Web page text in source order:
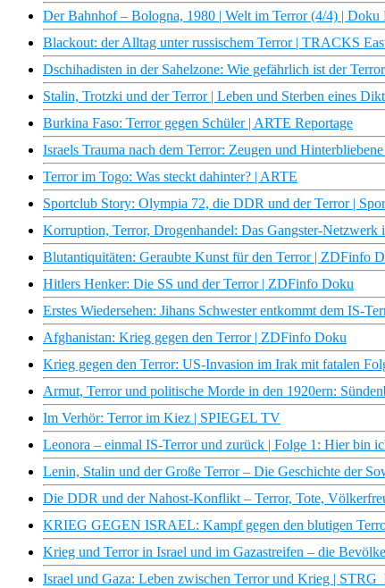
Der Bahnhof – Bologna, 1980 | Welt im Terror (4/4) |
Blackout: der Alltag unter russischem Terror | TRACKS
Dschihadisten in der Sahelzone: Wie gefährlich ist der
Stalin, Trotzki und der Terror | Leben und Sterben eines
Burkina Faso: Terror gegen Schüler | ARTE Reportage
Israels Trauma nach dem Terror: Zeugen und
Terror im Togo: Was steckt dahinter? | ARTE
Sportclub Story: Olympia 72, die DDR und der Terror |
Korruption, Terror, Drogenhandel: Das Gangster-
Blutantiquitäten: Geraubte Kunst für den Terror | ZDFinfo
Hitlers Henker: Die SS und der Terror | ZDFinfo Doku
Erstes Wiedersehen: Jihans Schwester entkommt dem IS-
Afghanistan: Krieg gegen den Terror | ZDFinfo Doku
Krieg gegen den Terror: US-Invasion im Irak mit fatalen
Armut, Terror und politische Morde in den 1920ern:
Im Verhör: Terror im Kiez | SPIEGEL TV
Leonora – einmal IS-Terror und zurück | Folge 1: Hier bin
Lenin, Stalin und der Große Terror – Die Geschichte der
Die DDR und der Nahost-Konflikt – Terror, Tote,
KRIEG GEGEN ISRAEL: Kampf gegen den blutigen
Krieg und Terror in Israel und im Gazastreifen – die
Israel und Gaza: Leben zwischen Terror und Krieg |